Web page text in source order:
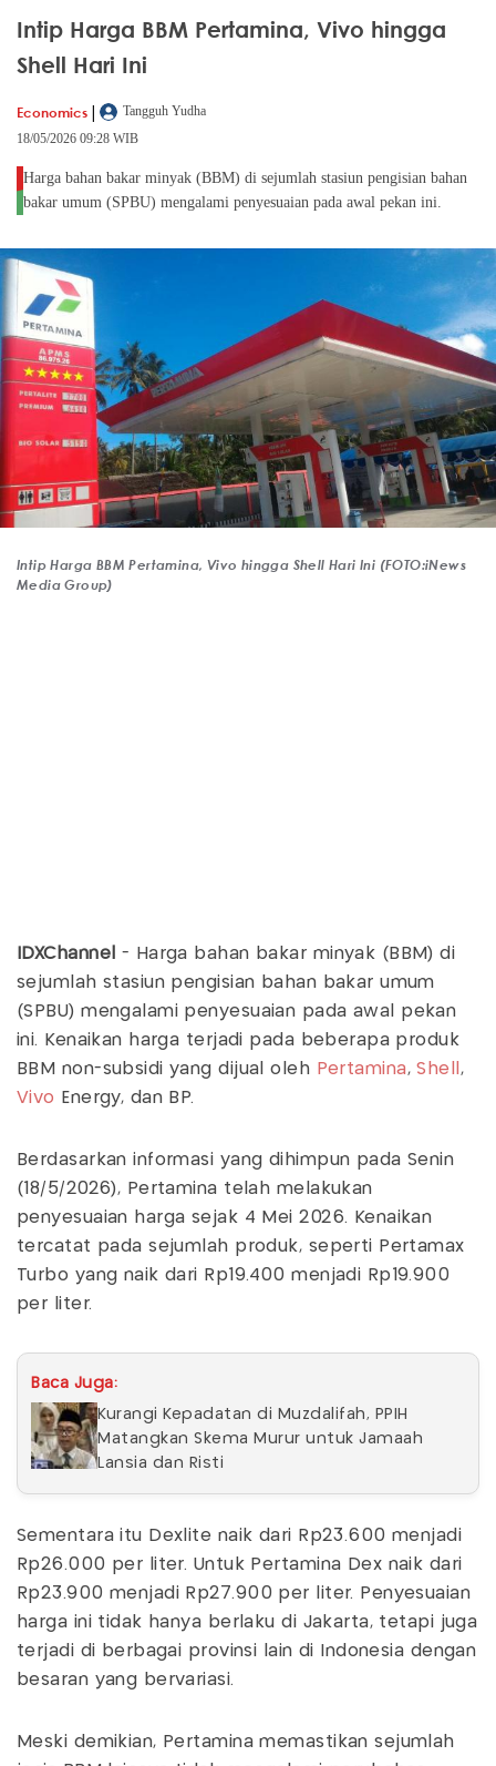
Intip Harga BBM Pertamina, Vivo hingga
Shell Hari Ini
Economics |
Tangguh Yudha
18/05/2026 09:28 WIB
Harga bahan bakar minyak (BBM) di sejumlah stasiun pengisian bahan
bakar umum (SPBU) mengalami penyesuaian pada awal pekan ini.
Intip Harga BBM Pertamina, Vivo hingga Shell Hari Ini (FOTO:iNews
Media Group)
IDXChannel
- Harga bahan bakar minyak (BBM) di
sejumlah stasiun pengisian bahan bakar umum
(SPBU) mengalami penyesuaian pada awal pekan
ini. Kenaikan harga terjadi pada beberapa produk
BBM non-subsidi yang dijual oleh Pertamina ,Shell ,
Vivo
Energy, dan BP.
Berdasarkan informasi yang dihimpun pada Senin
(18/5/2026), Pertamina telah melakukan
penyesuaian harga sejak 4 Mei 2026. Kenaikan
tercatat pada sejumlah produk, seperti Pertamax
Turbo yang naik dari Rp19.400 menjadi Rp19.900
per liter.
Baca Juga:
Kurangi Kepadatan di Muzdalifah, PPIH
Matangkan Skema Murur untuk Jamaah
Lansia dan Risti
Sementara itu Dexlite naik dari Rp23.600 menjadi
Rp26.000 per liter. Untuk Pertamina Dex naik dari
Rp23.900 menjadi Rp27.900 per liter. Penyesuaian
harga ini tidak hanya berlaku di Jakarta, tetapi juga
terjadi di berbagai provinsi lain di Indonesia dengan
besaran yang bervariasi.
Meski demikian, Pertamina memastikan sejumlah